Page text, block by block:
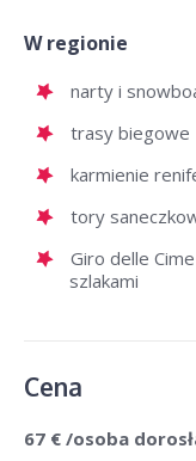
W regionie
narty i
trasy biegowe
karmienie
tory
Giro delle
szlakami
Cena
67 € /osoba